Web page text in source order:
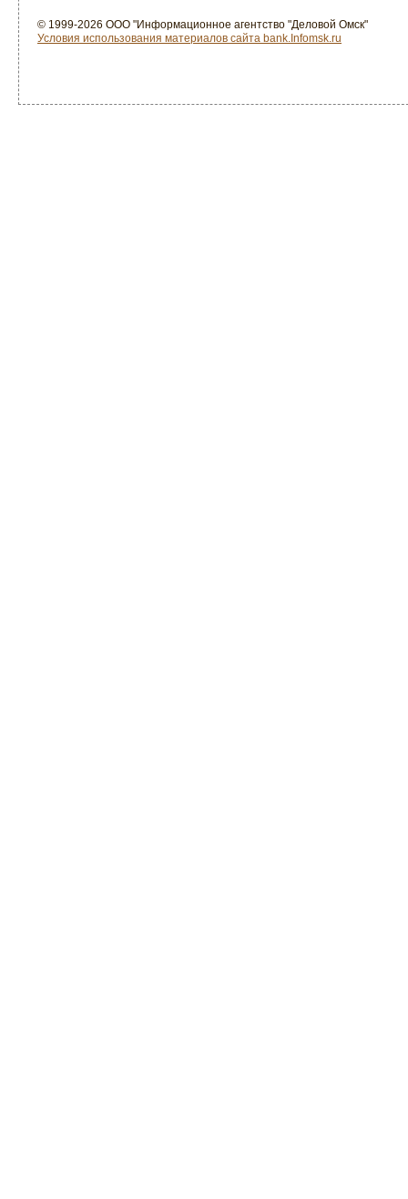
© 1999-2026 ООО "Информационное агентство "Деловой Омск"
Условия использования материалов сайта bank.Infomsk.ru